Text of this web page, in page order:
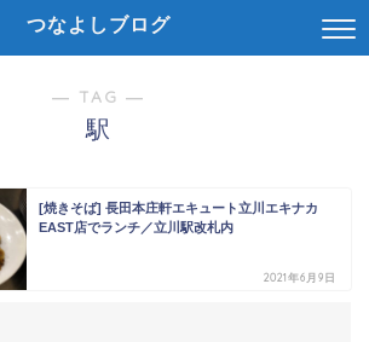
つなよしブログ
― TAG ―
駅
[焼きそば] 長田本庄軒エキュート立川エキナカ
EAST店でランチ／立川駅改札内
2021年6月9日